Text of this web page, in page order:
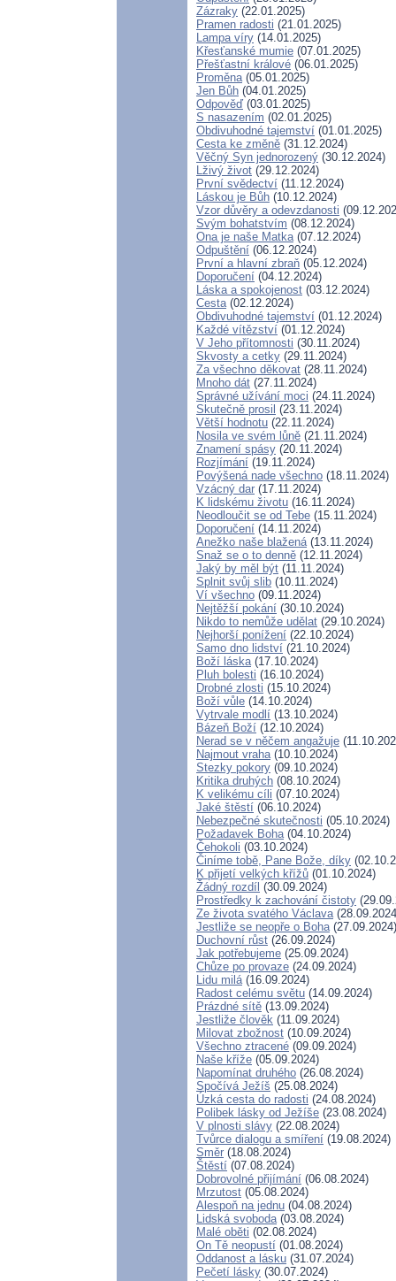
Zázraky (22.01.2025)
Pramen radosti (21.01.2025)
Lampa víry (14.01.2025)
Křesťanské mumie (07.01.2025)
Přešťastní králové (06.01.2025)
Proměna(05.01.2025)
Jen Bůh (04.01.2025)
Odpověď (03.01.2025)
S nasazením (02.01.2025)
Obdivuhodné tajemství (01.01.2025)
Cesta ke změně (31.12.2024)
Věčný Syn jednorozený (30.12.2024)
Lživý život (29.12.2024)
První svědectví (11.12.2024)
Láskou je Bůh (10.12.2024)
Vzor důvěry a odevzdanosti
Svým bohatstvím (08.12.2024)
Ona je naše Matka(07.12.2024)
Odpuštění (06.12.2024)
První a hlavní zbraň (05.12.2024)
Doporučení (04.12.2024)
Láska a spokojenost (03.12.2024)
Cesta(02.12.2024)
Obdivuhodné tajemství (01.12.2024)
Každé vítězství (01.12.2024)
V Jeho přítomnosti (30.11.2024)
Skvosty a cetky (29.11.2024)
Za všechno děkovat (28.11.2024)
Mnoho dát (27.11.2024)
Správné užívání moci (24.11.2024)
Skutečně prosil (23.11.2024)
Větší hodnotu (22.11.2024)
Nosila ve svém lůně (21.11.2024)
Znamení spásy (20.11.2024)
Rozjímání (19.11.2024)
Povýšená nade všechno (18.11.2024)
Vzácný dar (17.11.2024)
K lidskému životu (16.11.2024)
Neodloučit se od Tebe (15.11.2024)
Doporučení (14.11.2024)
Anežko naše blažená(13.11.2024)
Snaž se o to denně (12.11.2024)
Jaký by měl být (11.11.2024)
Splnit svůj slib (10.11.2024)
Ví všechno (09.11.2024)
Nejtěžší pokání (30.10.2024)
Nikdo to nemůže udělat (29.10.2024)
Nejhorší ponížení (22.10.2024)
Samo dno lidství (21.10.2024)
Boží láska(17.10.2024)
Pluh bolesti (16.10.2024)
Drobné zlosti (15.10.2024)
Boží vůle (14.10.2024)
Vytrvale modlí (13.10.2024)
Bázeň Boží (12.10.2024)
Nerad se v něčem angažuje
Najmout vraha(10.10.2024)
Stezky pokory (09.10.2024)
Kritika druhých (08.10.2024)
K velikému cíli (07.10.2024)
Jaké štěstí (06.10.2024)
Nebezpečné skutečnosti (05.10.2024)
Požadavek Boha(04.10.2024)
Čehokoli (03.10.2024)
Činíme tobě, Pane Bože, díky
K přijetí velkých křížů (01.10.2024)
Žádný rozdíl (30.09.2024)
Prostředky k zachování čistoty
Ze života svatého Václava
Jestliže se neopře o Boha(27.09.2024)
Duchovní růst (26.09.2024)
Jak potřebujeme (25.09.2024)
Chůze po provaze (24.09.2024)
Lidu milá(16.09.2024)
Radost celému světu (14.09.2024)
Prázdné sítě (13.09.2024)
Jestliže člověk (11.09.2024)
Milovat zbožnost (10.09.2024)
Všechno ztracené (09.09.2024)
Naše kříže (05.09.2024)
Napomínat druhého (26.08.2024)
Spočívá Ježíš (25.08.2024)
Úzká cesta do radosti (24.08.2024)
Polibek lásky od Ježíše (23.08.2024)
V plnosti slávy (22.08.2024)
Tvůrce dialogu a smíření (19.08.2024)
Směr (18.08.2024)
Štěstí (07.08.2024)
Dobrovolné přijímání (06.08.2024)
Mrzutost (05.08.2024)
Alespoň na jednu (04.08.2024)
Lidská svoboda(03.08.2024)
Malé oběti (02.08.2024)
On Tě neopustí (01.08.2024)
Oddanost a lásku (31.07.2024)
Pečetí lásky (30.07.2024)